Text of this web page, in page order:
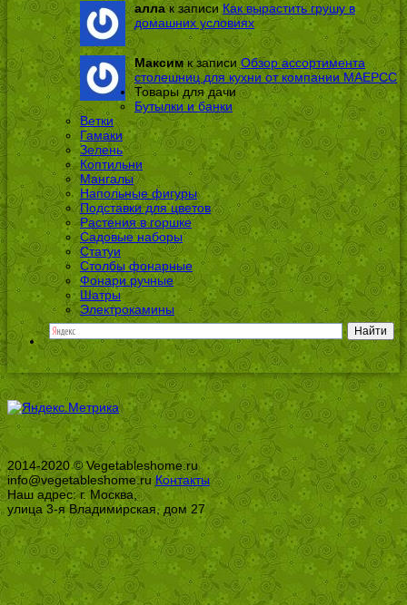
аллак записиКак вырастить грушу в
домашних условиях
Максимк записи Обзор ассортимента
столешниц для кухни от компании МАЕРСС
Товары для дачи
Бутылки и банки
Ветки
Гамаки
Зелень
Коптильни
Мангалы
Напольные фигуры
Подставки для цветов
Растения в горшке
Садовые наборы
Статуи
Столбы фонарные
Фонари ручные
Шатры
Электрокамины
2014-2020 © Vegetableshome.ru
info@vegetableshome.ru Контакты
Наш адрес: г. Москва,
улица 3-я Владимирская, дом 27